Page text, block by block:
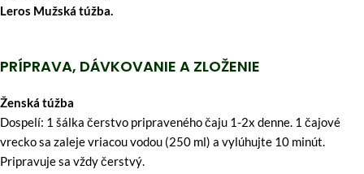
Leros Mužská túžba.
PRÍPRAVA, DÁVKOVANIE A ZLOŽENIE
Ženská túžba
Dospelí: 1 šálka čerstvo pripraveného čaju 1-2x denne. 1 čajové
vrecko sa zaleje vriacou vodou (250 ml) a vylúhujte 10 minút.
Pripravuje sa vždy čerstvý.